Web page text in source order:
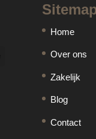
Home
Over ons
Zakelijk
Blog
Contact